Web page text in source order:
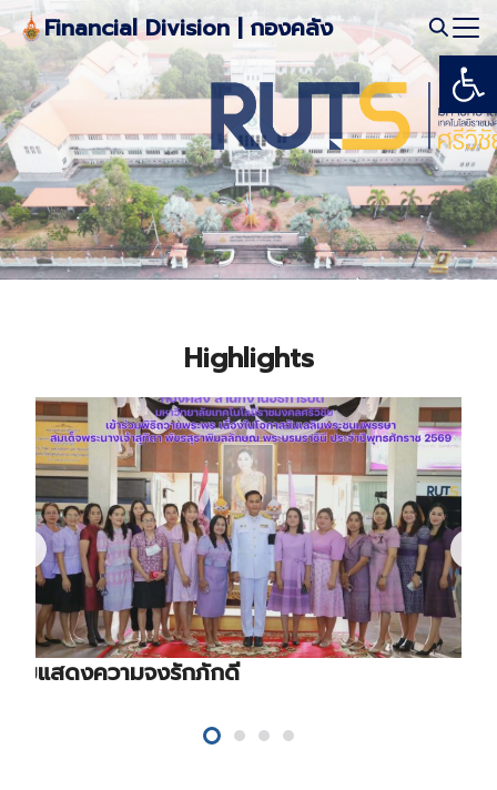
Skip
to
content
Financial Division | กองคลัง
Search
for:
Highlights
ร่วมแสดงความจงรักภักดี